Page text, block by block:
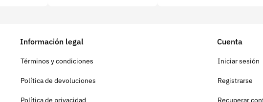
Información legal
Términos y condiciones
Política de devoluciones
Política de privacidad
Cuenta
Iniciar sesión
Registrarse
Recuperar